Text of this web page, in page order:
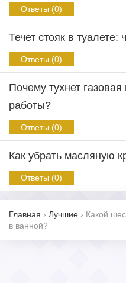
Ответы (0)
Течет стояк в туалете:
Ответы (0)
Почему тухнет
работы?
Ответы (0)
Как убрать масляную
Ответы (0)
Главная › Лучшие › Какой
в ванной?